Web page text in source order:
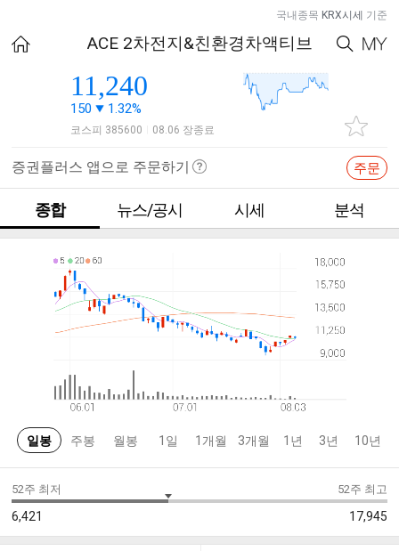
국내종목 KRX시세 기준
ACE 2차전지&친환경차액티브
11,240
150 1.32%
코스피 385600 08.06 장종료
증권플러스 앱으로 주문하기 주문
종합 뉴스/공시 시세 분석
일봉 주봉 월봉 1일 1개월 3개월 1년 3년 10년
52주 최저
6,421
52주 최고
17,945